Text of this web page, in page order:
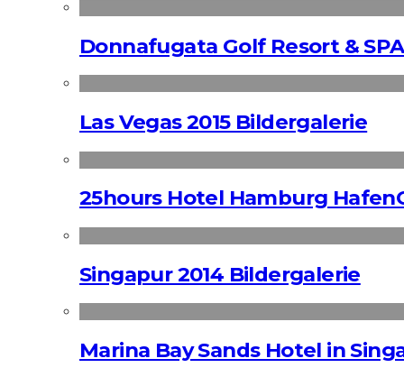
Donnafugata Golf Resort &
Las Vegas 2015 Bildergalerie
25hours Hotel Hamburg
Singapur 2014 Bildergalerie
Marina Bay Sands Hotel in